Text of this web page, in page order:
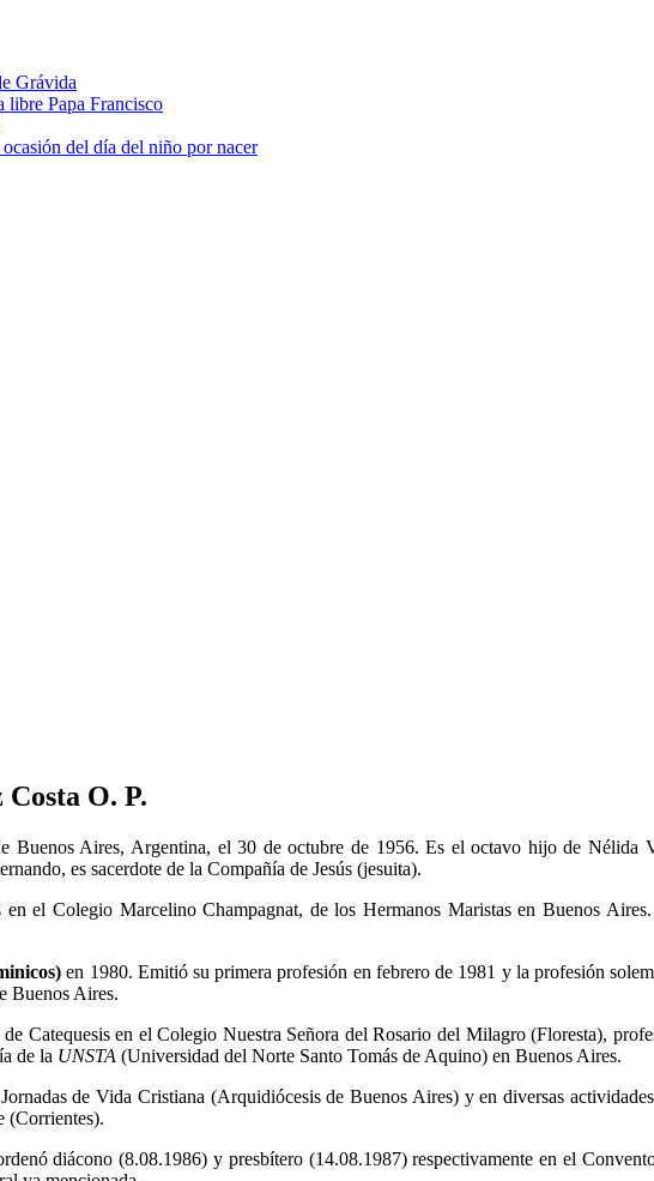
Grávida
libre Papa Francisco
del día del niño por nacer
O. P.
Buenos Aires, Argentina, el 30 de octubre de 1956. Es el octavo hijo de
es sacerdote de la Compañía de Jesús (jesuita).
en el Colegio Marcelino Champagnat, de los Hermanos Maristas en Buenos
en 1980. Emitió su primera profesión en febrero de 1981 y la profesión
Buenos Aires.
Catequesis en el Colegio Nuestra Señora del Rosario del Milagro (Floresta),
de la UNSTA (Universidad del Norte Santo Tomás de Aquino) en Buenos Aires.
de Vida Cristiana (Arquidiócesis de Buenos Aires) y en diversas
(Corrientes).
diácono (8.08.1986) y presbítero (14.08.1987) respectivamente en el